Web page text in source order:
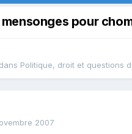
pour
dans Politique, droit et questions
2007